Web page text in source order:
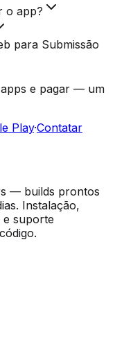
o app?
para Submissão
e pagar — um
Play·Contatar
— builds prontos
Instalação,
e suporte